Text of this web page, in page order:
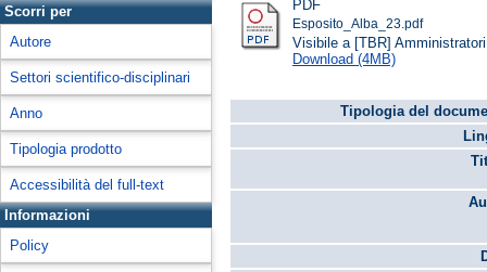
Scorri per
Autore
Settori scientifico-disciplinari
Anno
Tipologia prodotto
Accessibilità del full-text
Informazioni
Policy
PDF
Esposito_Alba_23.pdf
Visibile a [TBR]
Download (4MB)
Tipologia del